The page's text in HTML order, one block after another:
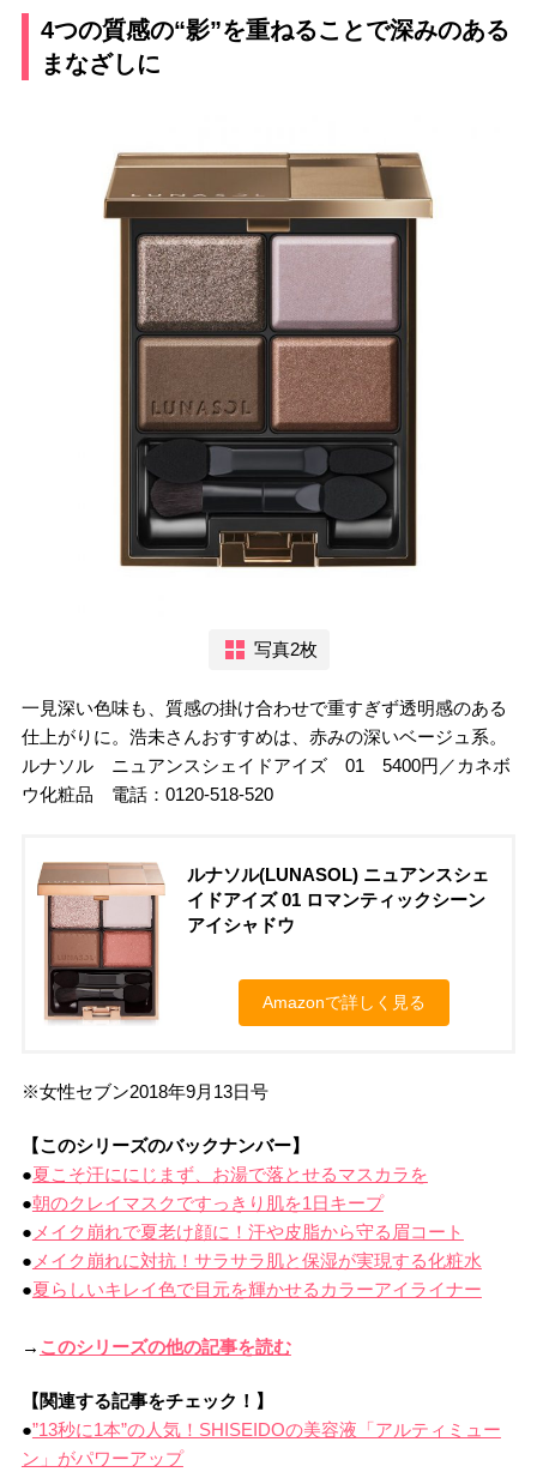
4つの質感の“影”を重ねることで深みのある
まなざしに
写真2枚
一見深い色味も、質感の掛け合わせで重すぎず透明感のある
仕上がりに。浩未さんおすすめは、赤みの深いベージュ系。
ルナソル ニュアンスシェイドアイズ 01 5400円／カネボ
ウ化粧品 電話：0120-518-520
ルナソル(LUNASOL) ニュアンスシェ
イドアイズ 01 ロマンティックシーン
アイシャドウ
Amazonで詳しく見る
※女性セブン2018年9月13日号
【このシリーズのバックナンバー】
●夏こそ汗ににじまず、お湯で落とせるマスカラを
●朝のクレイマスクですっきり肌を1日キープ
● メイク崩れで夏老け顔に！汗や皮脂から守る眉コート
● メイク崩れに対抗！サラサラ肌と保湿が実現する化粧水
●夏らしいキレイ色で目元を輝かせるカラーアイライナー
→ このシリーズの他の記事を読む
【関連する記事をチェック！】
●”13秒に1本”の人気！SHISEIDOの美容液「アルティミュー
ン」がパワーアップ